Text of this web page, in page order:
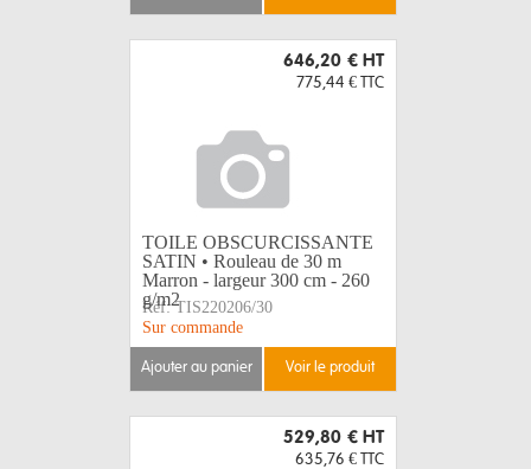
646,20 € HT
775,44 € TTC
TOILE OBSCURCISSANTE
SATIN • Rouleau de 30 m
Marron - largeur 300 cm - 260
g/m2
Réf: TIS220206/30
Sur commande
ajouter au panier voir le produit
529,80 € HT
635,76 € TTC